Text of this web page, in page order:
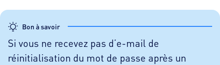
Bon à savoir
Si vous ne recevez pas d’e-mail de
réinitialisation du mot de passe après un